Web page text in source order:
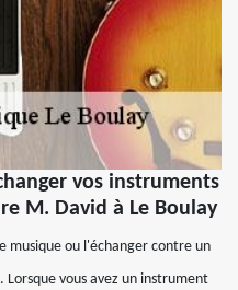
vos instruments
M. David à Le Boulay
musique ou l'échanger contre un
vous avez un instrument